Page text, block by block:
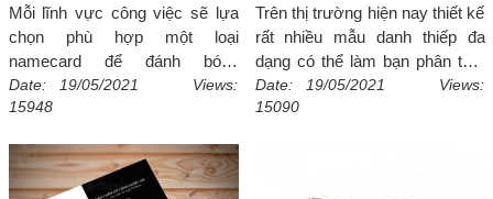
dụng nhất
Mỗi lĩnh vực công việc sẽ lựa
chọn phù hợp một loại
namecard để đánh bóng
thương hiệu của mình, sau đây
Xmagic.vn sẽ tổng hợp các loại
bạn trẻ sử dụng thịnh hành hiện
nay.[Chi tiết]
Date: 19/05/2021 Views:
15948
chuộng
Trên thị trường hiện nay thiết kế
rất nhiều mẫu danh thiếp đa
dạng có thể làm bạn phân tâm
khi lựa chọn, sẽ không sao
xmagic.vn giúp bạn liệt kê đại
Date: 19/05/2021 Views:
15090